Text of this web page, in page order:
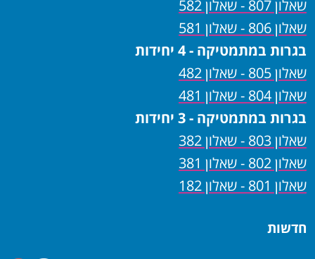
שאלון 807 - שאלון 582
שאלון 806 - שאלון 581
בגרות במתמטיקה - 4 יחידות
שאלון 805 - שאלון 482
שאלון 804 - שאלון 481
בגרות במתמטיקה - 3 יחידות
שאלון 803 - שאלון 382
שאלון 802 - שאלון 381
שאלון 801 - שאלון 182
חדשות